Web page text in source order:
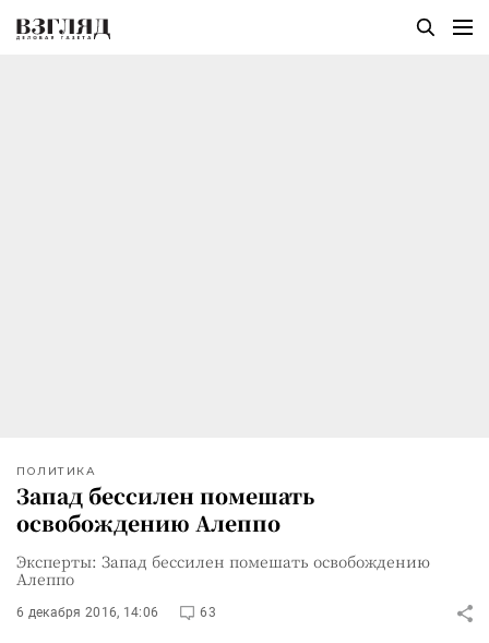
ПОЛИТИКА
Запад бессилен помешать
освобождению Алеппо
Эксперты: Запад бессилен помешать освобождению
Алеппо
6 декабря 2016, 14:06 63